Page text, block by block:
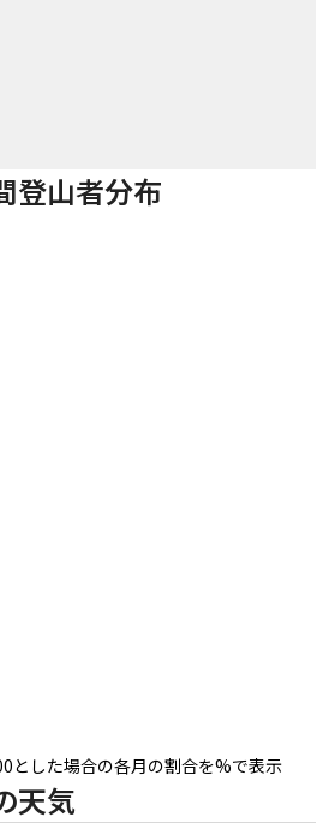
登山者分布
とした場合の各月の割合を%で表示
天気